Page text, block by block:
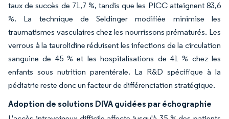
taux de succès de 71,7 %, tandis que les PICC atteignent 83,6
%. La technique de Seldinger modifiée minimise les
traumatismes vasculaires chez les nourrissons prématurés. Les
verrous à la taurolidine réduisent les infections de la circulation
sanguine de 45 % et les hospitalisations de 41 % chez les
enfants sous nutrition parentérale. La R&D spécifique à la
pédiatrie reste donc un facteur de différenciation stratégique.
Adoption de solutions DIVA guidées par échographie